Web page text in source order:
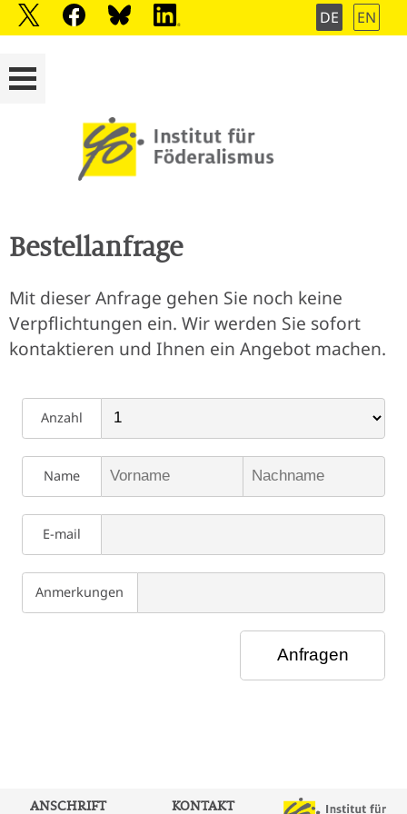
DE EN
Bestellanfrage
Mit dieser Anfrage gehen Sie noch keine
Verpflichtungen ein. Wir werden Sie sofort
kontaktieren und Ihnen ein Angebot machen.
Anzahl
Name
E-mail
Anmerkungen
ANSCHRIFT KONTAKT